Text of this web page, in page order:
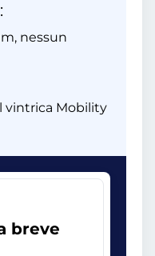
nessun
vintrica Mobility
breve